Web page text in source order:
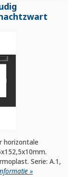
horizontale
Serie: A.1,
»